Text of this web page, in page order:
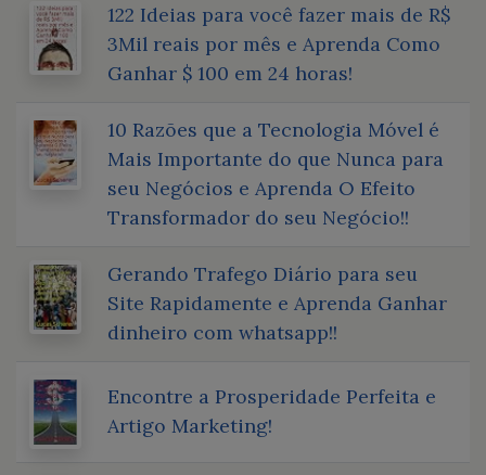
122 Ideias para você fazer mais de R$
3Mil reais por mês e Aprenda Como
Ganhar $ 100 em 24 horas!
10 Razões que a Tecnologia Móvel é
Mais Importante do que Nunca para
seu Negócios e Aprenda O Efeito
Transformador do seu Negócio!!
Gerando Trafego Diário para seu
Site Rapidamente e Aprenda Ganhar
dinheiro com whatsapp!!
Encontre a Prosperidade Perfeita e
Artigo Marketing!